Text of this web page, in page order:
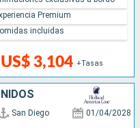
US$ 3,104 +Tasas
Premium
incluidas
San Diego 01/04/2028